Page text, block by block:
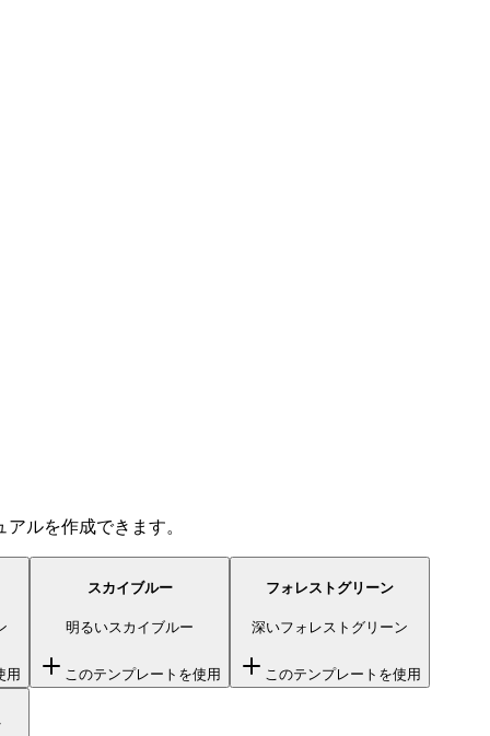
ルを作成できます。
用
スカイブルー
明るいスカイブルー
このテンプレートを使用
フォレストグリーン
深いフォレストグリーン
このテンプレートを使用